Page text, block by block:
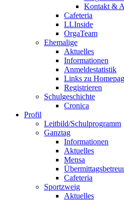
Kontakt &
Cafeteria
LLInside
OrgaTeam
Ehemalige
Aktuelles
Informationen
Anmeldestatistik
Links zu
Registrieren
Schulgeschichte
Cronica
Profil
Leitbild/Schulprogramm
Ganztag
Informationen
Aktuelles
Mensa
Cafeteria
Sportzweig
Aktuelles